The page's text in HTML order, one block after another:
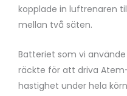
kopplade in luftrenaren
mellan två säten.
Batteriet som vi
räckte för att driva
hastighet under hela